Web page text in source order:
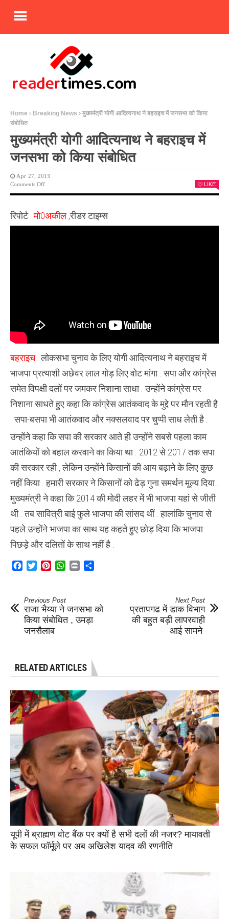
Home Breaking News
मुख्यमंत्री योगी आदित्यनाथ ने बहराइच में जनसभा को किया
संबोधित
मुख्यमंत्री योगी आदित्यनाथ ने बहराइच में
जनसभा को किया संबोधित
Apr 27, 2019
Comments OffOn
ने
बहराइच
LIKE
रिपोर्ट :मो0अकील ,रीडर टाइम्स
बहराइच :लोकसभा चुनाव के लिए योगी आदित्यनाथ ने बहराइच में
भाजपा प्रत्याशी अछेवर लाल गोड़ लिए वोट मांगा . सपा और कांग्रेस
समेत विपक्षी दलों पर जमकर निशाना साधा . उन्होंने कांग्रेस पर
निशाना साधते हुए कहा कि कांग्रेस आतंकवाद के मुद्दे पर मौन रहती है
. सपा-बसपा भी आतंकवाद और नक्सलवाद पर चुप्पी साध लेती है .
उन्होंने कहा कि सपा की सरकार आते ही उन्होंने सबसे पहला काम
आतंकियों को बहाल करवाने का किया था . 2012 से 2017 तक सपा
की सरकार रही , लेकिन उन्होंने किसानों की आय बढ़ाने के लिए कुछ
नहीं किया . हमारी सरकार ने किसानों को ढेड़ गुना समर्थन मूल्य दिया .
मुख्यमंत्री ने कहा कि 2014 की मोदी लहर में भी भाजपा यहां से जीती
थी . तब सावित्री बाई फुले भाजपा की सांसद थीं . हालांकि चुनाव से
पहले उन्होंने भाजपा का साथ यह कहते हुए छोड़ दिया कि भाजपा
पिछड़े और दलितों के साथ नहीं है .
Facebook
TwitterPinterestWhatsApp
Print
Previous Post
राजा भैय्या ने जनसभा को
किया संबोधित , उमड़ा
जनसैलाब
Next Post
प्रतापगढ में डाक विभाग
की बहुत बड़ी लापरवाही
आई सामने
RELATED ARTICLES
यूपी में ब्राह्मण वोट बैंक पर क्यों है सभी दलों की नजर? मायावती
के सफल फॉर्मूले पर अब अखिलेश यादव की रणनीति